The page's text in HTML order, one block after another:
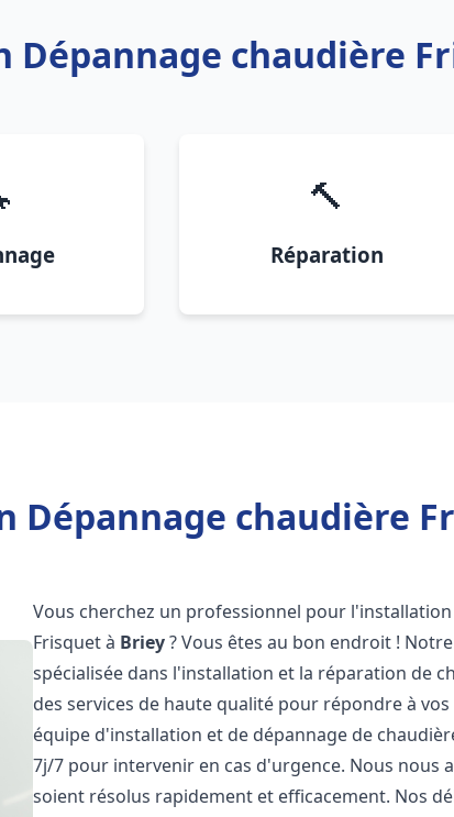
Dépannage chaudière
🔨
Réparation
Dépannage chaudière
Vous cherchez un professionnel pour
Frisquet à Briey? Vous êtes au bon endroit !
spécialisée dans l'installation et la réparation de
des services de haute qualité pour répondre à
équipe d'installation et de dépannage de
7j/7 pour intervenir en cas d'urgence. Nous nous
soient résolus rapidement et efficacement. Nos